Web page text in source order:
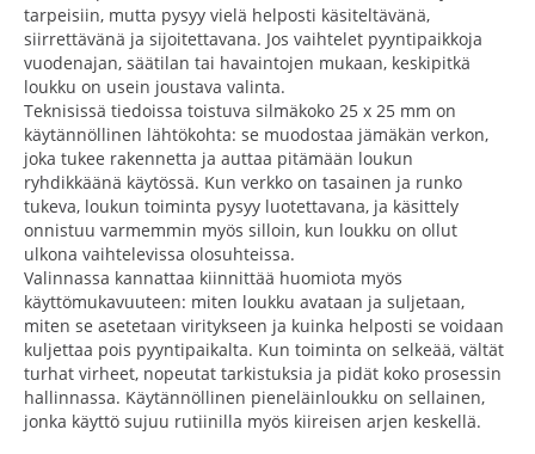
tarpeisiin, mutta pysyy vielä helposti käsiteltävänä,
siirrettävänä ja sijoitettavana. Jos vaihtelet pyyntipaikkoja
vuodenajan, säätilan tai havaintojen mukaan, keskipitkä
loukku on usein joustava valinta.
Teknisissä tiedoissa toistuva silmäkoko 25 x 25 mm on
käytännöllinen lähtökohta: se muodostaa jämäkän verkon,
joka tukee rakennetta ja auttaa pitämään loukun
ryhdikkäänä käytössä. Kun verkko on tasainen ja runko
tukeva, loukun toiminta pysyy luotettavana, ja käsittely
onnistuu varmemmin myös silloin, kun loukku on ollut
ulkona vaihtelevissa olosuhteissa.
Valinnassa kannattaa kiinnittää huomiota myös
käyttömukavuuteen: miten loukku avataan ja suljetaan,
miten se asetetaan viritykseen ja kuinka helposti se voidaan
kuljettaa pois pyyntipaikalta. Kun toiminta on selkeää, vältät
turhat virheet, nopeutat tarkistuksia ja pidät koko prosessin
hallinnassa. Käytännöllinen pieneläinloukku on sellainen,
jonka käyttö sujuu rutiinilla myös kiireisen arjen keskellä.